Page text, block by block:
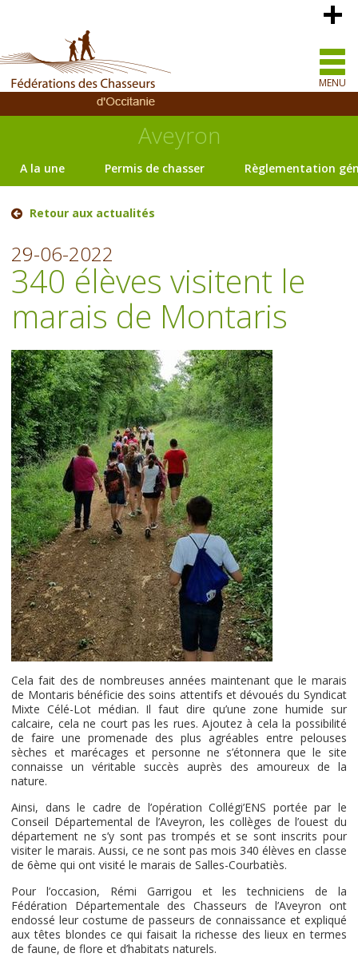
MENU
Aveyron
A la une Permis de chasser Règlementation
Retour aux actualités
29-06-2022
340 élèves visitent le
marais de Montaris
Cela fait des de nombreuses années maintenant que le marais
de Montaris bénéficie des soins attentifs et dévoués du Syndicat
Mixte Célé-Lot médian. Il faut dire qu’une zone humide sur
calcaire, cela ne court pas les rues. Ajoutez à cela la possibilité
de faire une promenade des plus agréables entre pelouses
sèches et marécages et personne ne s’étonnera que le site
connaisse un véritable succès auprès des amoureux de la
nature.
Ainsi, dans le cadre de l’opération Collégi’ENS portée par le
Conseil Départemental de l’Aveyron, les collèges de l’ouest du
département ne s’y sont pas trompés et se sont inscrits pour
visiter le marais. Aussi, ce ne sont pas mois 340 élèves en classe
de 6ème qui ont visité le marais de Salles-Courbatiès.
Pour l’occasion, Rémi Garrigou et les techniciens de la
Fédération Départementale des Chasseurs de l’Aveyron ont
endossé leur costume de passeurs de connaissance et expliqué
aux têtes blondes ce qui faisait la richesse des lieux en termes
de faune, de flore et d’habitats naturels.